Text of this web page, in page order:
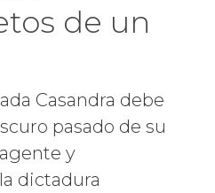
de un
Casandra debe
pasado de su
y
dictadura